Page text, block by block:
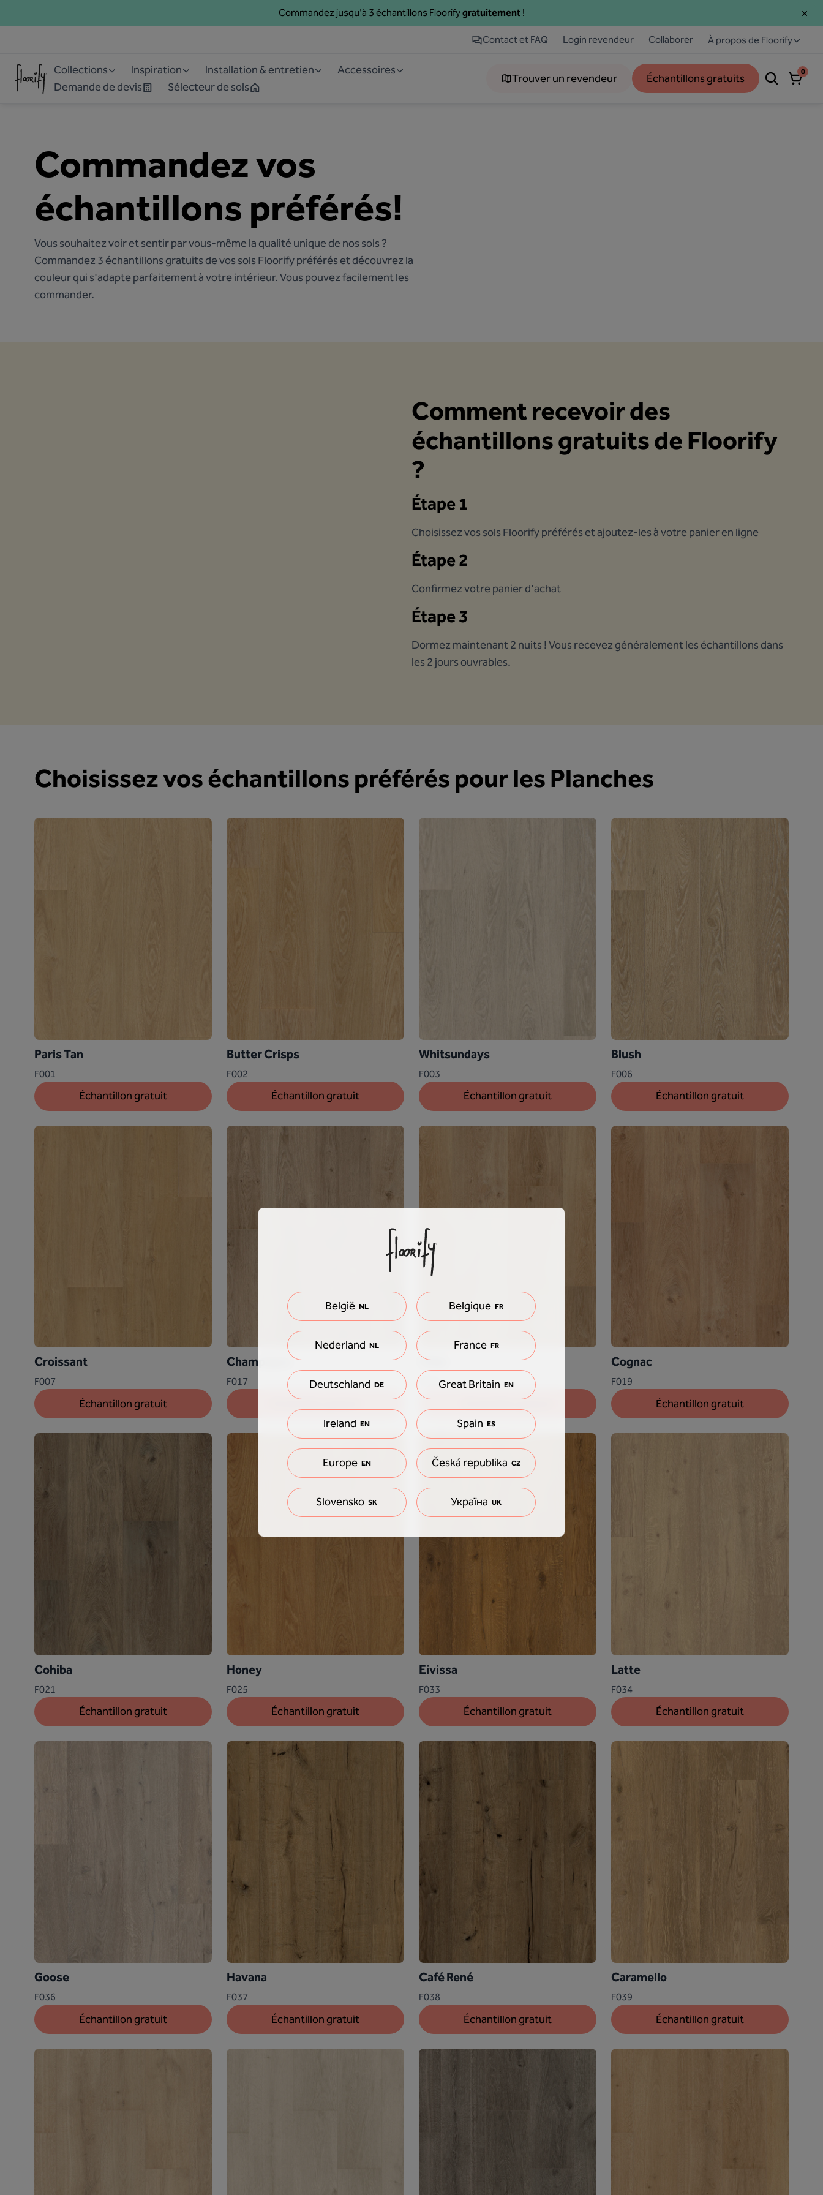
Commandez jusqu'à 3 échantillons Floorifygratuitement !
Contact et FAQ Login revendeur Collaborer À propos de Floorify
Collections Inspiration Installation & entretien
Accessoires
Demande de devis
Sélecteur de sols
Trouver un revendeur Échantillons gratuits 0
Commandez vos
échantillons préférés!
Vous souhaitez voir et sentir par vous-même la qualité unique de nos sols ?
Commandez 3 échantillons gratuits de vos sols Floorify préférés et découvrez la
couleur qui s'adapte parfaitement à votre intérieur. Vous pouvez facilement les
commander.
Comment recevoir des
échantillons gratuits de Floorify
?
Étape 1
Choisissez vos sols Floorify préférés et ajoutez-les à votre panier en ligne
Étape 2
Confirmez votre panier d'achat
Étape 3
Dormez maintenant 2 nuits ! Vous recevez généralement les échantillons dans
les 2 jours ouvrables.
Choisissez vos échantillons préférés pour les Planches
Paris Tan
F001
Échantillon gratuit
Butter Crisps
F002
Échantillon gratuit
Whitsundays
F003
Échantillon gratuit
Blush
F006
Échantillon gratuit
Croissant
F007
Échantillon gratuit
Champagne
F017
Échantillon gratuit
Cider
F018
Échantillon gratuit
Cognac
F019
Échantillon gratuit
Cohiba
F021
Échantillon gratuit
Honey
F025
Échantillon gratuit
Eivissa
F033
Échantillon gratuit
Latte
F034
Échantillon gratuit
Goose
F036
Échantillon gratuit
Havana
F037
Échantillon gratuit
Café René
F038
Échantillon gratuit
Caramello
F039
Échantillon gratuit
België NL Belgique FR
Nederland NL France FR
Deutschland DE Great Britain EN
Ireland EN Spain ES
Europe EN Česká republika CZ
Slovensko SK Україна UK